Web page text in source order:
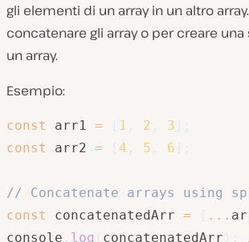
gli elementi di un array in un altro
concatenare gli array o per creare
un array.
Esempio:
const arr1 = 1 2 3
const
arr2 = 4 5 6
// Concatenate arrays using
const
concatenatedArr = ...
console
log concatenatedArr